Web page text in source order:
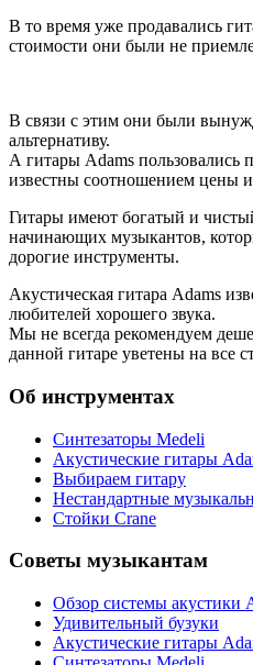
В то время уже продавались
стоимости они были не
В связи с этим они были
альтернативу.
А гитары Adams пользовались
известны соотношением цены и
Гитары имеют богатый и
начинающих музыкантов,
дорогие инструменты.
Акустическая гитара Adams
любителей хорошего звука.
Мы не всегда рекомендуем
данной гитаре уветены на все
Об инструментах
Синтезаторы Мedeli
Акустические гитары
Выбираем гитару
Нестандартные
Стойки Crane
Советы музыкантам
Обзор системы акустики
Удивительный бузуки
Акустические гитары